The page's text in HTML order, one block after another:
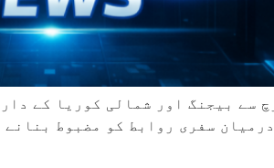
چائنا نے اعلان کیا ہے کہ وہ 30 مارچ سے بیجنگ
سفری روابط کو مضبوط